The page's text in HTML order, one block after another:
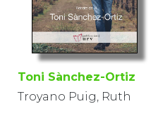
Toni Sànchez-Ortiz
Troyano Puig, Ruth